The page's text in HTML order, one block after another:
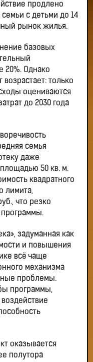
продлено
с детьми до 14
рынок жилья.
базовых
20%. Однако
только
оцениваются
до 2030 года
семья
даже
50 кв. м.
квадратного
лимита,
что резко
программы.
задуманная как
и повышения
всё чаще
механизма
проблемы.
программы,
оказывается
полутора